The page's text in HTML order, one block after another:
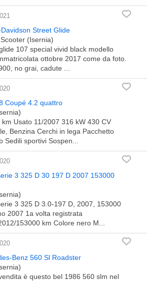
Street Glide
(Isernia)
107 special vivid black modello
ottobre 2017 come da foto.
no grai, cadute ...
Coupé 4.2 quattro
Usato 11/2007 316 kW 430 CV
Benzina Cerchi in lega Pacchetto
Sedili sportivi Sospen...
3 325 D 30 197 D 2007 153000
3 325 D 3.0-197 D, 2007, 153000
2007 1a volta registrata
153000 km Colore nero M...
Benz 560 Sl Roadster
è questo bel 1986 560 slm nel